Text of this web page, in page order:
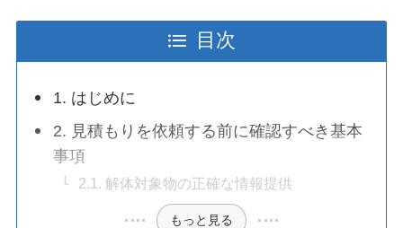
目次
1. はじめに
2. 見積もりを依頼する前に確認すべき基本
事項
2.1. 解体対象物の正確な情報提供
もっと見る